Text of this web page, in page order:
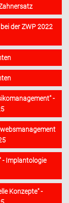
der ZWP 2022
-
- Implantologie
Konzepte" -